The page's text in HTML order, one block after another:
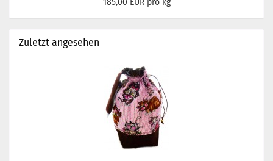
185,00 EUR pro kg
Zuletzt angesehen